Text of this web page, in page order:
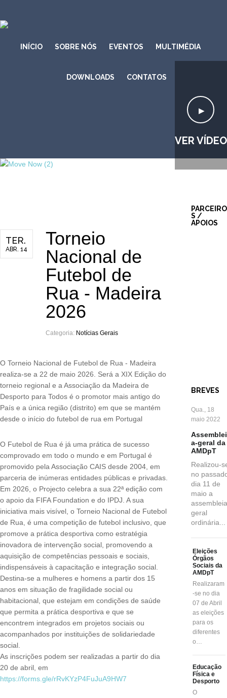
INÍCIO SOBRE NÓS EVENTOS MULTIMÉDIA
DOWNLOADS CONTATOS
VER VÍDEO
TER.
ABR. 14
Torneio
Nacional de
Futebol de
Rua - Madeira
2026
Categoria: Notícias Gerais
O Torneio Nacional de Futebol de Rua - Madeira
realiza-se a 22 de maio 2026. Será a XIX Edição do
torneio regional e a Associação da Madeira de
Desporto para Todos é o promotor mais antigo do
País e a única região (distrito) em que se mantém
desde o início do futebol de rua em Portugal
O Futebol de Rua é já uma prática de sucesso
comprovado em todo o mundo e em Portugal é
promovido pela Associação CAIS desde 2004, em
parceria de inúmeras entidades públicas e privadas.
Em 2026, o Projecto celebra a sua 22ª edição com
o apoio da FIFA Foundation e do IPDJ. A sua
iniciativa mais visível, o Torneio Nacional de Futebol
de Rua, é uma competição de futebol inclusivo, que
promove a prática desportiva como estratégia
inovadora de intervenção social, promovendo a
aquisição de competências pessoais e sociais,
indispensáveis à capacitação e integração social.
Destina-se a mulheres e homens a partir dos 15
anos em situação de fragilidade social ou
habitacional, que estejam em condições de saúde
que permita a prática desportiva e que se
encontrem integrados em projetos sociais ou
acompanhados por instituições de solidariedade
social.
As inscrições podem ser realizadas a partir do dia
20 de abril, em
https://forms.gle/rRvKYzP4FuJuA9HW7
PARCEIRO
S /
APOIOS
BREVES
Qua., 18
maio 2022
Assemblei
a-geral da
AMDpT
Realizou-
no
dia 11 de
maio a
geral
ordinária...
Eleições
Órgãos
Sociais da
AMDpT
Realizaram
-se no dia
07 de Abril
as eleições
para os
diferentes
o…
Educação
Física e
Desporto
O